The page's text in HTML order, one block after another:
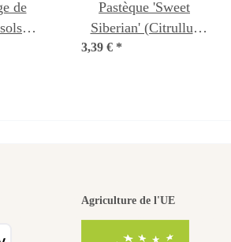
de
Pastèque 'Sweet
Siberian' (Citrullus
lanatus) Graines
3,39 € *
plus
Agriculture de l'UE